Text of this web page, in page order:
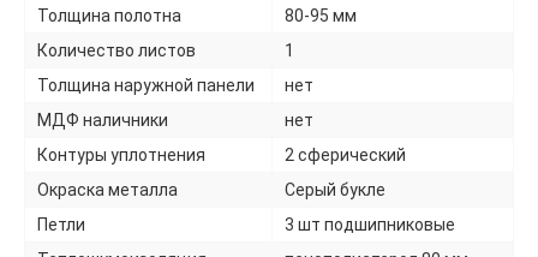
Толщина полотна
80-95 мм
Количество листов
1
Толщина наружной панели
нет
МДФ наличники
нет
Контуры уплотнения
2 сферический
Окраска металла
Серый букле
Петли
3 шт подшипниковые